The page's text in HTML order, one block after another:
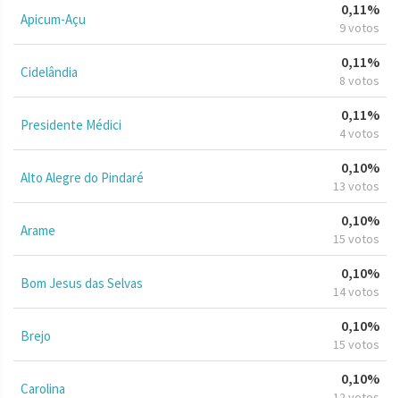
Apicum-Açu
0,11%
9 votos
Cidelândia
0,11%
8 votos
Presidente Médici
0,11%
4 votos
Alto Alegre do Pindaré
0,10%
13 votos
Arame
0,10%
15 votos
Bom Jesus das Selvas
0,10%
14 votos
Brejo
0,10%
15 votos
Carolina
0,10%